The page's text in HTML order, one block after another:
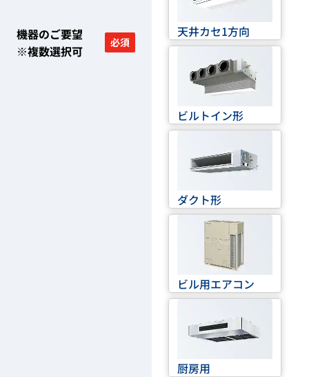
機器のご要望
※複数選択可
必須
天井カセ1方向
ビルトイン形
ダクト形
ビル用エアコン
厨房用